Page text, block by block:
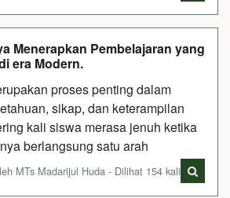
Menerapkan Pembelajaran yang
era Modern.
proses penting dalam
sikap, dan keterampilan
kali siswa merasa jenuh ketika
berlangsung satu arah
MTs Madarijul Huda - Dilihat 154 kali